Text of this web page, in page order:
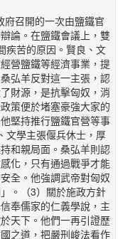
府召開的一次由鹽鐵官
論。在鹽鐵會議上，雙
疾苦的原因。賢良、文
營鹽鐵等經濟事業，提
弘羊反對這一主張，認
財源，是抗擊匈奴，消
策便於堵塞豪強大家的
堅持推行鹽鐵官營等事
文學主張偃兵休士，厚
和親局面。桑弘羊則認
化，只有通過戰爭才能
全。他強調武帝對匈奴
。（3）關於施政方針
奉儒家的仁義學說，主
天下。他們一再引證歷
之道，把嚴刑峻法看作